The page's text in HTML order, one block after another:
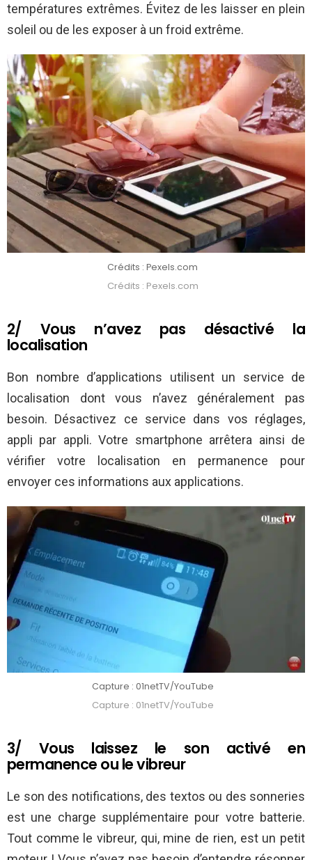
températures extrêmes. Évitez de les laisser en plein
soleil ou de les exposer à un froid extrême.
Crédits : Pexels.com
Crédits : Pexels.com
2/ Vous n’avez pas désactivé la
localisation
Bon nombre d’applications utilisent un service de
localisation dont vous n’avez généralement pas
besoin. Désactivez ce service dans vos réglages,
appli par appli. Votre smartphone arrêtera ainsi de
vérifier votre localisation en permanence pour
envoyer ces informations aux applications.
Capture : 01netTV/YouTube
Capture : 01netTV/YouTube
3/ Vous laissez le son activé en
permanence ou le vibreur
Le son des notifications, des textos ou des sonneries
est une charge supplémentaire pour votre batterie.
Tout comme le vibreur, qui, mine de rien, est un petit